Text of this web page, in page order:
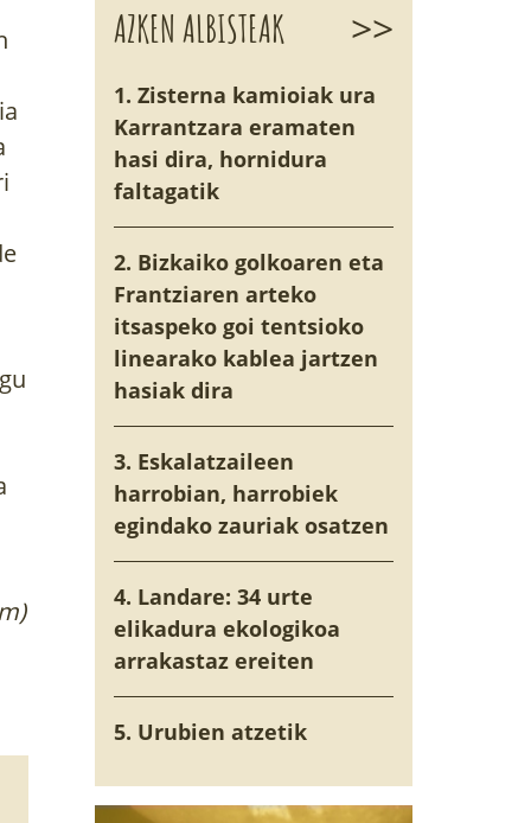
AZKEN ALBISTEAK >>
1. Zisterna kamioiak ura
Karrantzara eramaten
hasi dira, hornidura
faltagatik
2. Bizkaiko golkoaren eta
Frantziaren arteko
itsaspeko goi tentsioko
linearako kablea jartzen
hasiak dira
3. Eskalatzaileen
harrobian, harrobiek
egindako zauriak osatzen
4. Landare: 34 urte
elikadura ekologikoa
arrakastaz ereiten
5. Urubien atzetik